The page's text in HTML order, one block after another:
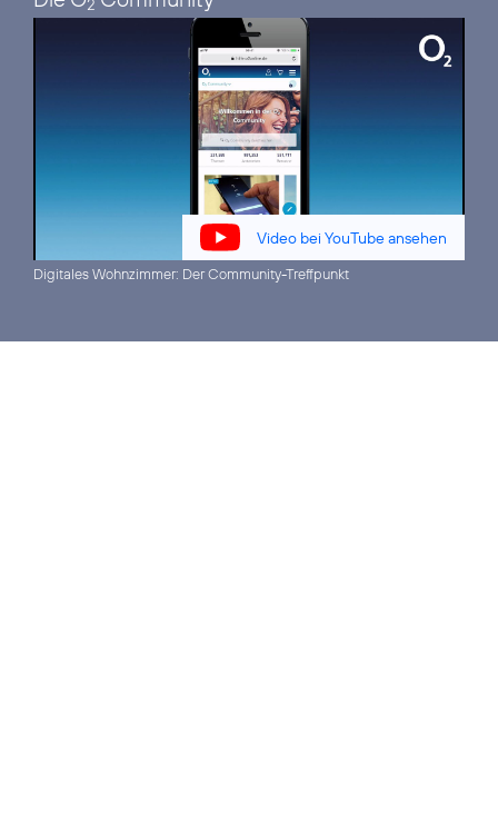
2
Video bei YouTube ansehen
Digitales Wohnzimmer: Der Community-Treffpunkt